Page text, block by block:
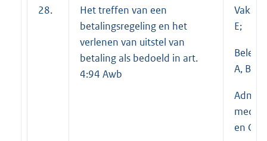
28.
Het treffen van een
betalingsregeling en het
verlenen van uitstel van
betaling als bedoeld in art.
4:94 Awb
E;
A, B en
en C